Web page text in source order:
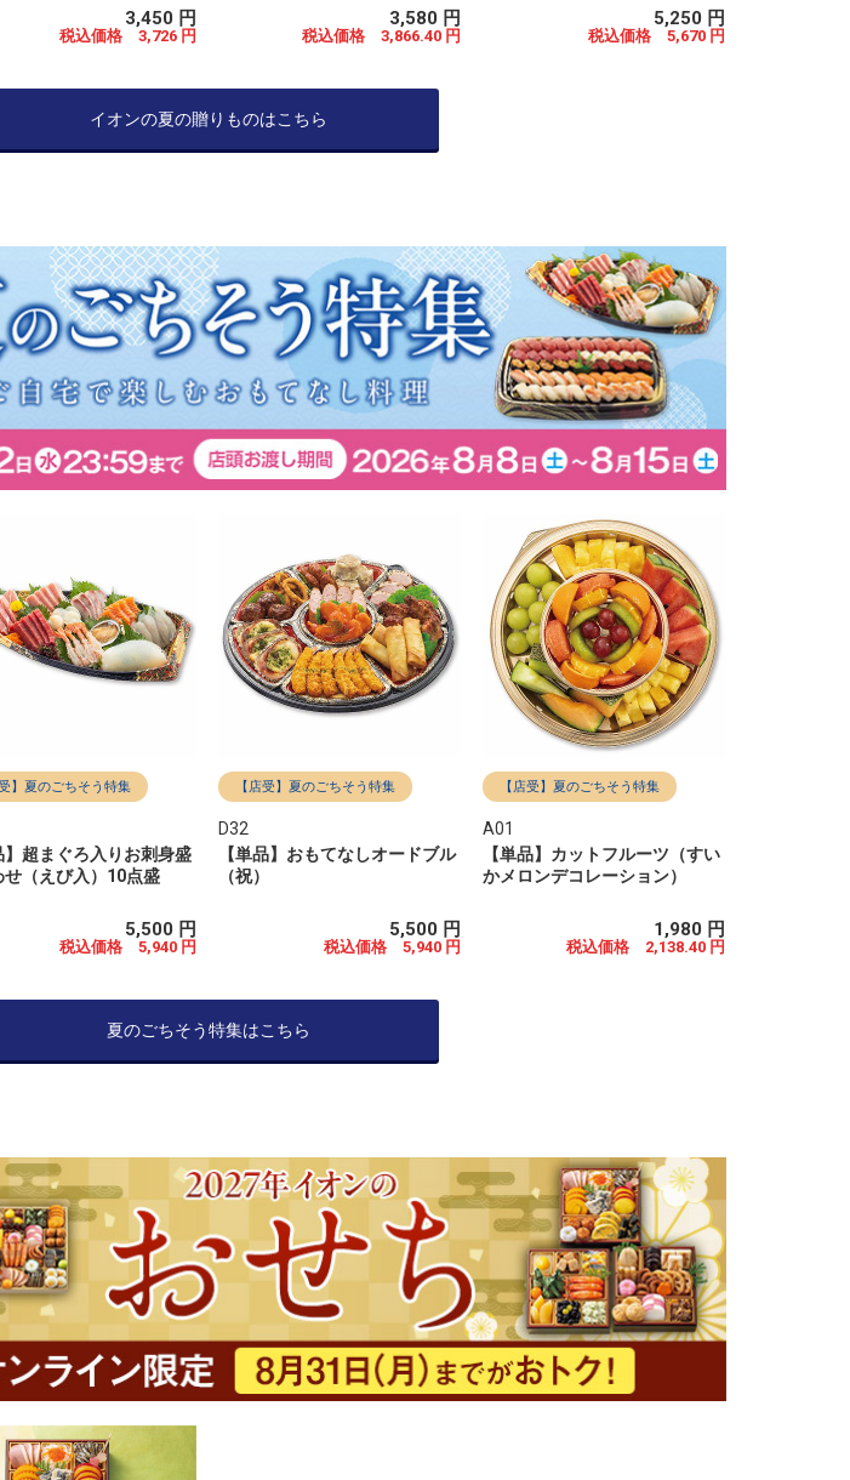
3,450 円
税込価格 3,726 円
3,580 円
税込価格 3,866.40 円
5,250 円
税込価格 5,670 円
イオンの夏の贈りものはこちら
受】夏のごちそう特集
】超まぐろ入りお刺身盛
せ（えび入）10点盛
5,500 円
税込価格 5,940 円
【店受】夏のごちそう特集
D32
【単品】おもてなしオードブル
（祝）
5,500 円
税込価格 5,940 円
【店受】夏のごちそう特集
A01
【単品】カットフルーツ（すい
かメロンデコレーション）
1,980 円
税込価格 2,138.40 円
夏のごちそう特集はこちら